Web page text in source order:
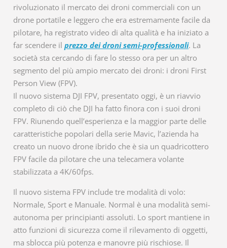
rivoluzionato il mercato dei droni commerciali con un
drone portatile e leggero che era estremamente facile da
pilotare, ha registrato video di alta qualità e ha iniziato a
far scendere ilprezzo dei droni semi-professionali. La
società sta cercando di fare lo stesso ora per un altro
segmento del più ampio mercato dei droni: i droni First
Person View (FPV).
Il nuovo sistema DJI FPV, presentato oggi, è un riavvio
completo di ciò che DJI ha fatto finora con i suoi droni
FPV. Riunendo quell’esperienza e la maggior parte delle
caratteristiche popolari della serie Mavic, l’azienda ha
creato un nuovo drone ibrido che è sia un quadricottero
FPV facile da pilotare che una telecamera volante
stabilizzata a 4K/60fps.
Il nuovo sistema FPV include tre modalità di volo:
Normale, Sport e Manuale. Normal è una modalità semi-
autonoma per principianti assoluti. Lo sport mantiene in
atto funzioni di sicurezza come il rilevamento di oggetti,
ma sblocca più potenza e manovre più rischiose. Il